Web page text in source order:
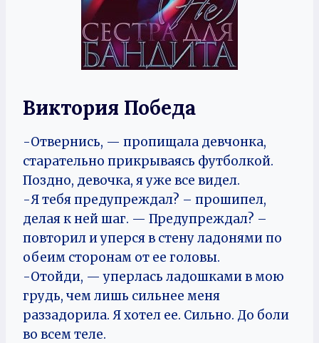
Виктория Победа
-Отвернись, — пропищала девчонка,
старательно прикрываясь футболкой.
Поздно, девочка, я уже все видел.
-Я тебя предупреждал? – прошипел,
делая к ней шаг. — Предупреждал? –
повторил и уперся в стену ладонями по
обеим сторонам от ее головы.
-Отойди, — уперлась ладошками в мою
грудь, чем лишь сильнее меня
раззадорила. Я хотел ее. Сильно. До боли
во всем теле.